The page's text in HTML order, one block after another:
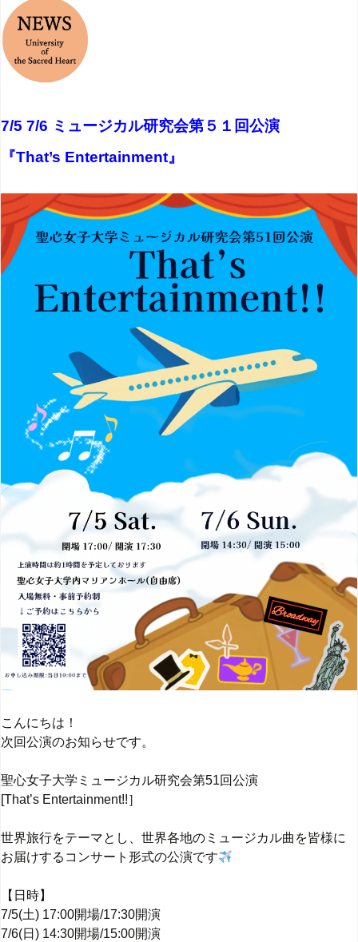
7/5 7/6 ミュージカル研究会第５１回公演
『That’s Entertainment』
こんにちは！
次回公演のお知らせです。
聖心女子大学ミュージカル研究会第51回公演
[That’s Entertainment!!］
世界旅行をテーマとし、世界各地のミュージカル曲を皆様に
お届けするコンサート形式の公演です
【日時】
7/5(土) 17:00開場/17:30開演
7/6(日) 14:30開場/15:00開演